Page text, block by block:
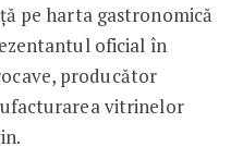
pe harta gastronomică
oficial în
producător
vitrinelor